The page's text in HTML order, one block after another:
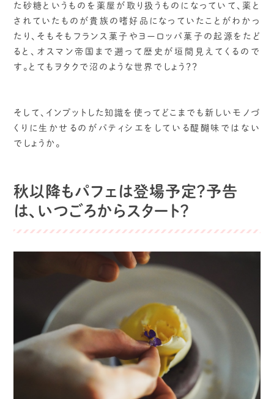
た砂糖というものを薬屋が取り扱うものになっていて、薬と
されていたものが貴族の嗜好品になっていたことがわかっ
たり、そもそもフランス菓子やヨーロッパ菓子の起源をたど
ると、オスマン帝国まで遡って歴史が垣間見えてくるので
す。とてもヲタクで沼のような世界でしょう？？
そして、インプットした知識を使ってどこまでも新しいモノづ
くりに生かせるのがパティシエをしている醍醐味ではない
でしょうか。
秋以降もパフェは登場予定？予告
は、いつごろからスタート？